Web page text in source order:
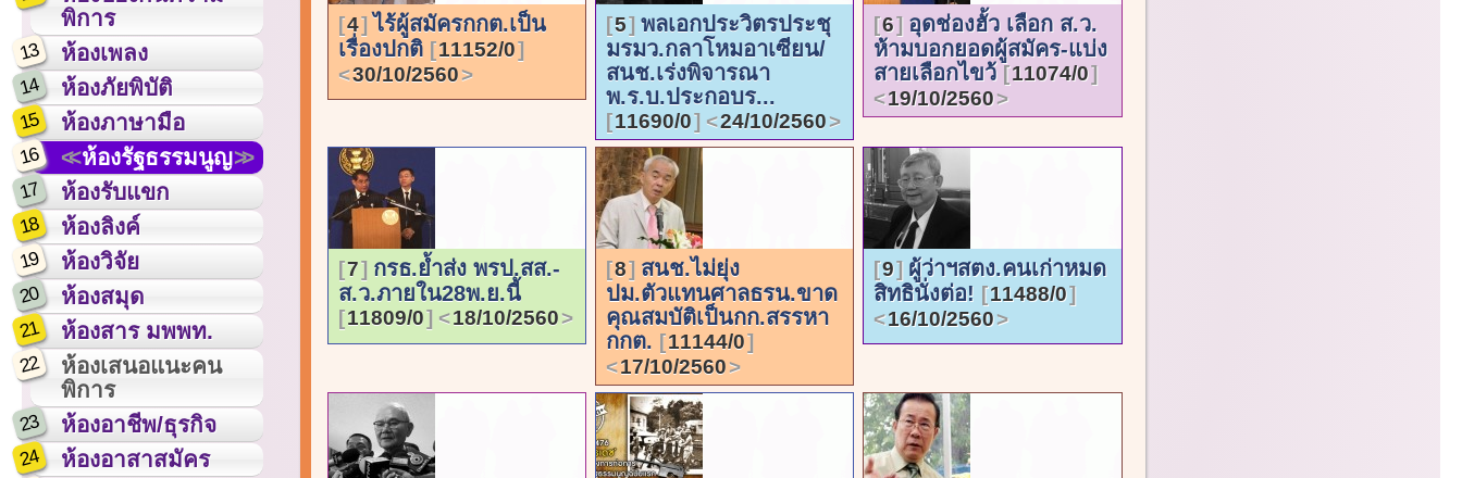
พิการ
13 ห้องเพลง
14 ห้องภัยพิบัติ
15 ห้องภาษามือ
16 ห้องรัฐธรรมนูญ
17 ห้องรับแขก
18 ห้องลิงค์
19 ห้องวิจัย
20 ห้องสมุด
21 ห้องสาร มพพท.
22
ห้องเสนอแนะคน
พิการ
23 ห้องอาชีพ/ธุรกิจ
24 ห้องอาสาสมัคร
4
ไร้ผู้สมัครกกต.เป็น
เรื่องปกติ
11152/0
30/10/2560
5
พลเอกประวิตรประชุ
มรมว.กลาโหมอาเซียน/
สนช.เร่งพิจารณา
พ.ร.บ.ประกอบร...
11690/0 24/10/2560
6
อุดช่องฮั้ว เลือก ส.ว.
ห้ามบอกยอดผู้สมัคร-แบ่ง
สายเลือกไขว้ 11074/0
19/10/2560
7
กรธ.ย้ำส่ง พรป.สส.-
ส.ว.ภายใน28พ.ย.นี้
11809/0 18/10/2560
8
สนช.ไม่ยุ่ง
ปม.ตัวแทนศาลธรน.ขาด
คุณสมบัติเป็นกก.สรรหา
กกต.
11144/0
17/10/2560
9
ผู้ว่าฯสตง.คนเก่าหมด
สิทธินั่งต่อ!
11488/0
16/10/2560